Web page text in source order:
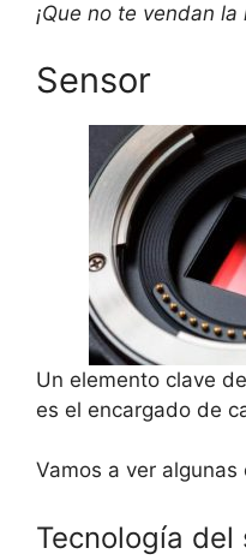
¡Que no te vendan
Sensor
Un elemento clave
es el encargado de
Vamos a ver algunas
Tecnología del